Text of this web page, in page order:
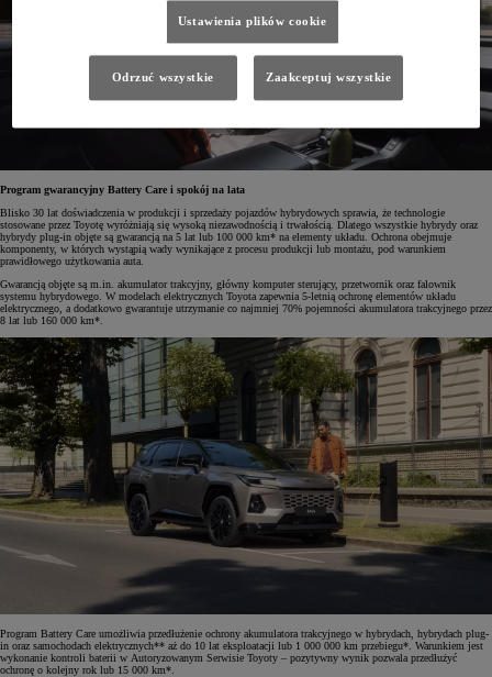
Program gwarancyjny Battery Care i spokój na lata
Blisko 30 lat doświadczenia w produkcji i sprzedaży pojazdów hybrydowych sprawia, że technologie
stosowane przez Toyotę wyróżniają się wysoką niezawodnością i trwałością. Dlatego wszystkie hybrydy oraz
hybrydy plug-in objęte są gwarancją na 5 lat lub 100 000 km* na elementy układu. Ochrona obejmuje
komponenty, w których wystąpią wady wynikające z procesu produkcji lub montażu, pod warunkiem
prawidłowego użytkowania auta.
Gwarancją objęte są m.in. akumulator trakcyjny, główny komputer sterujący, przetwornik oraz falownik
systemu hybrydowego. W modelach elektrycznych Toyota zapewnia 5-letnią ochronę elementów układu
elektrycznego, a dodatkowo gwarantuje utrzymanie co najmniej 70% pojemności akumulatora trakcyjnego przez
8 lat lub 160 000 km*.
Program Battery Care umożliwia przedłużenie ochrony akumulatora trakcyjnego w hybrydach, hybrydach plug-
in oraz samochodach elektrycznych** aż do 10 lat eksploatacji lub 1 000 000 km przebiegu*. Warunkiem jest
wykonanie kontroli baterii w Autoryzowanym Serwisie Toyoty – pozytywny wynik pozwala przedłużyć
ochronę o kolejny rok lub 15 000 km*.
Ustawienia plików cookie
Odrzuć wszystkie Zaakceptuj wszystkie